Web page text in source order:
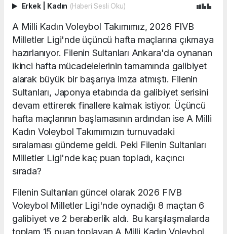
Erkek Kadın (Haberi Sesli Oku)
A Milli Kadın Voleybol Takımımız, 2026 FIVB
Milletler Ligi'nde üçüncü hafta maçlarına çıkmaya
hazırlanıyor. Filenin Sultanları Ankara'da oynanan
ikinci hafta mücadelelerinin tamamında galibiyet
alarak büyük bir başarıya imza atmıştı. Filenin
Sultanları, Japonya etabında da galibiyet serisini
devam ettirerek finallere kalmak istiyor. Üçüncü
hafta maçlarının başlamasının ardından ise A Milli
Kadın Voleybol Takımımızın turnuvadaki
sıralaması gündeme geldi. Peki Filenin Sultanları
Milletler Ligi'nde kaç puan topladı, kaçıncı
sırada?
Filenin Sultanları güncel olarak 2026 FIVB
Voleybol Milletler Ligi'nde oynadığı 8 maçtan 6
galibiyet ve 2 beraberlik aldı. Bu karşılaşmalarda
toplam 15 puan toplayan A Milli Kadın Voleybol